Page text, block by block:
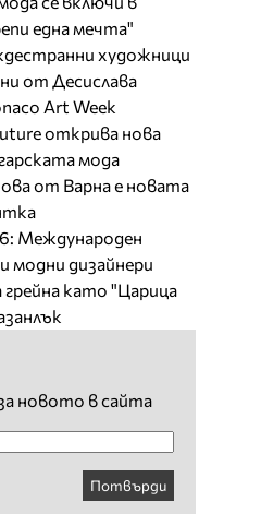
една мечта"
художници
от Десислава
Art Week
открива нова
мода
от Варна е новата
Международен
модни дизайнери
като "Царица
новото в сайта
Потвърди